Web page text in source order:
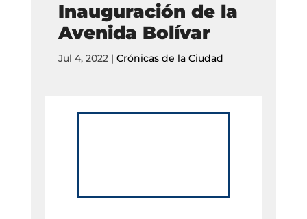
Inauguración de la
Avenida Bolívar
Jul 4, 2022| Crónicas de la Ciudad